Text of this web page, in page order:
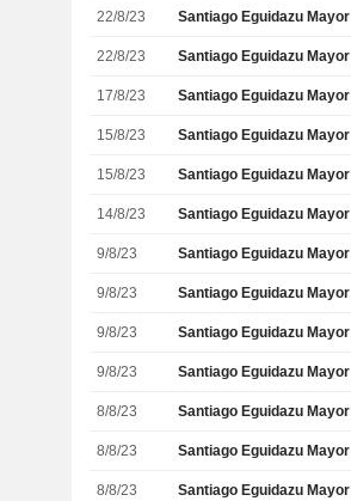
22/8/23 Santiago Eguidazu Mayor
22/8/23 Santiago Eguidazu Mayor
17/8/23 Santiago Eguidazu Mayor
15/8/23 Santiago Eguidazu Mayor
15/8/23 Santiago Eguidazu Mayor
14/8/23 Santiago Eguidazu Mayor
9/8/23 Santiago Eguidazu Mayor
9/8/23 Santiago Eguidazu Mayor
9/8/23 Santiago Eguidazu Mayor
9/8/23 Santiago Eguidazu Mayor
8/8/23 Santiago Eguidazu Mayor
8/8/23 Santiago Eguidazu Mayor
8/8/23 Santiago Eguidazu Mayor